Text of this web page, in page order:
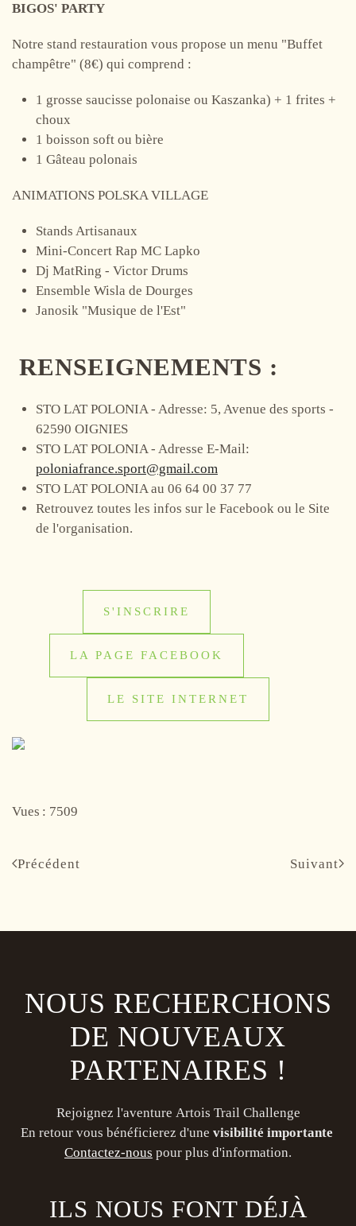
BIGOS' PARTY
Notre stand restauration vous propose un menu "Buffet
champêtre" (8€) qui comprend :
1 grosse saucisse polonaise ou Kaszanka) + 1 frites +
choux
1 boisson soft ou bière
1 Gâteau polonais
ANIMATIONS POLSKA VILLAGE
Stands Artisanaux
Mini-Concert Rap MC Lapko
Dj MatRing - Victor Drums
Ensemble Wisla de Dourges
Janosik "Musique de l'Est"
RENSEIGNEMENTS :
STO LAT POLONIA - Adresse: 5, Avenue des sports -
62590 OIGNIES
STO LAT POLONIA - Adresse E-Mail:
poloniafrance.sport@gmail.com
STO LAT POLONIA au 06 64 00 37 77
Retrouvez toutes les infos sur le Facebook ou le Site
de l'organisation.
S'INSCRIRE
LA PAGE FACEBOOK
LE SITE INTERNET
Vues : 7509
Précédent Suivant
NOUS RECHERCHONS
DE NOUVEAUX
PARTENAIRES !
Rejoignez l'aventure Artois Trail Challenge
En retour vous bénéficierez d'une visibilité importante
Contactez-nous pour plus d'information.
ILS NOUS FONT DÉJÀ